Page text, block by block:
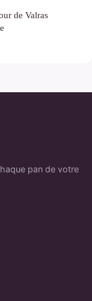
de Valras
pan de votre